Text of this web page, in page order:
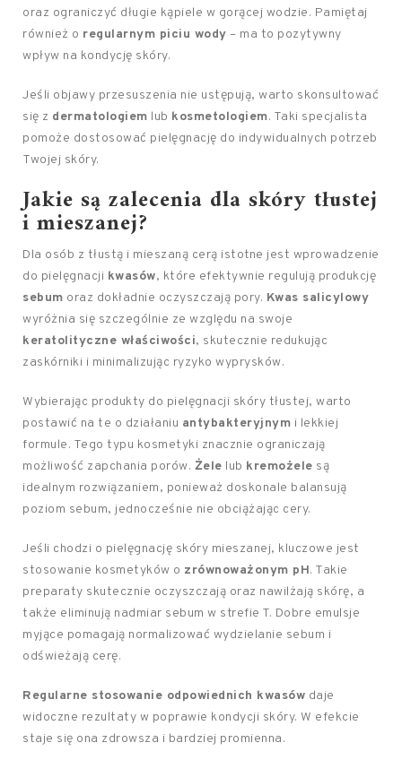
oraz ograniczyć długie kąpiele w gorącej wodzie. Pamiętaj
również o regularnym piciu wody – ma to pozytywny
wpływ na kondycję skóry.
Jeśli objawy przesuszenia nie ustępują, warto skonsultować
się z dermatologiem lub kosmetologiem. Taki specjalista
pomoże dostosować pielęgnację do indywidualnych potrzeb
Twojej skóry.
Jakie są zalecenia dla skóry tłustej
i mieszanej?
Dla osób z tłustą i mieszaną cerą istotne jest wprowadzenie
do pielęgnacji kwasów, które efektywnie regulują produkcję
sebum oraz dokładnie oczyszczają pory. Kwas salicylowy
wyróżnia się szczególnie ze względu na swoje
keratolityczne właściwości, skutecznie redukując
zaskórniki i minimalizując ryzyko wyprysków.
Wybierając produkty do pielęgnacji skóry tłustej, warto
postawić na te o działaniu antybakteryjnym i lekkiej
formule. Tego typu kosmetyki znacznie ograniczają
możliwość zapchania porów. Żele lub kremożele są
idealnym rozwiązaniem, ponieważ doskonale balansują
poziom sebum, jednocześnie nie obciążając cery.
Jeśli chodzi o pielęgnację skóry mieszanej, kluczowe jest
stosowanie kosmetyków o zrównoważonym pH. Takie
preparaty skutecznie oczyszczają oraz nawilżają skórę, a
także eliminują nadmiar sebum w strefie T. Dobre emulsje
myjące pomagają normalizować wydzielanie sebum i
odświeżają cerę.
Regularne stosowanie odpowiednich kwasów daje
widoczne rezultaty w poprawie kondycji skóry. W efekcie
staje się ona zdrowsza i bardziej promienna.